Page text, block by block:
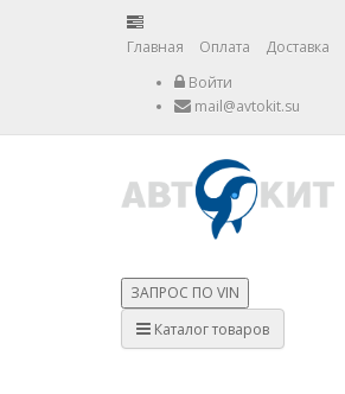
Главная Оплата Доставка
Войти
mail@avtokit.su
ЗАПРОС ПО VIN
Каталог товаров